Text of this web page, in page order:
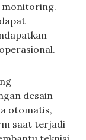
monitoring.
desain
otomatis,
saat terjadi